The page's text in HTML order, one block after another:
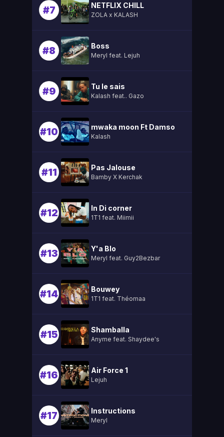
#7 NETFLIX CHILL
ZOLA x KALASH
#8 Boss
Meryl feat. Lejuh
#9 Tu le sais
Kalash feat.. Gazo
#10 mwaka moon Ft Damso
Kalash
#11 Pas Jalouse
Bamby X Kerchak
#12 In Di corner
1T1 feat. Miimii
#13 Y'a Blo
Meryl feat. Guy2Bezbar
#14 Bouwey
1T1 feat. Théomaa
#15 Shamballa
Anyme feat. Shaydee's
#16 Air Force 1
Lejuh
#17 Instructions
Meryl